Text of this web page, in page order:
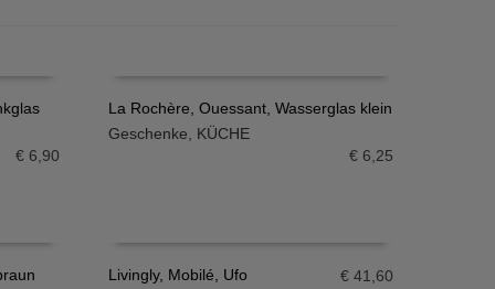
€6,90
IN DEN WARENKORB
La Rochère, Ouessant, Wasserglas klein
Geschenke
KÜCHE
€ 6,25
Livingly, Mobilé, Ufo
€ 41,60